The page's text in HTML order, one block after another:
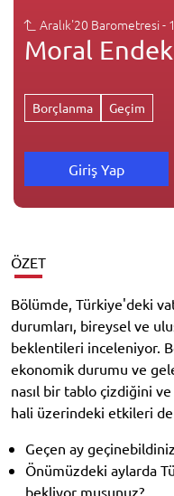
Aralık'20 Barometresi -
Moral
Borçlanma Geçim
Giriş Yap
ÖZET
Bölümde, Türkiye'deki
durumları, bireysel ve
beklentileri inceleniyor.
ekonomik durumu ve
nasıl bir tablo çizdiğini
hali üzerindeki etkileri de
Geçen ay
Önümüzdeki aylarda
bekliyor musunuz?